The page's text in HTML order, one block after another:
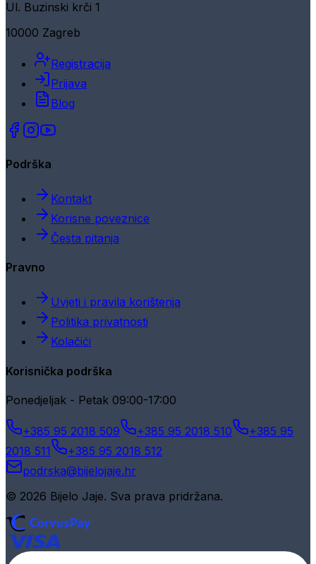
Ul. Buzinski krči 1
10000 Zagreb
Registracija
Prijava
Blog
Podrška
Kontakt
Korisne poveznice
Česta pitanja
Pravno
Uvjeti i pravila korištenja
Politika privatnosti
Kolačići
Korisnička podrška
Ponedjeljak - Petak 09:00-17:00
+385 95 2018 509 +385 95 2018 510
+385 95
2018 511
+385 95 2018 512
podrska@bijelojaje.hr
© 2026 Bijelo Jaje. Sva prava pridržana.